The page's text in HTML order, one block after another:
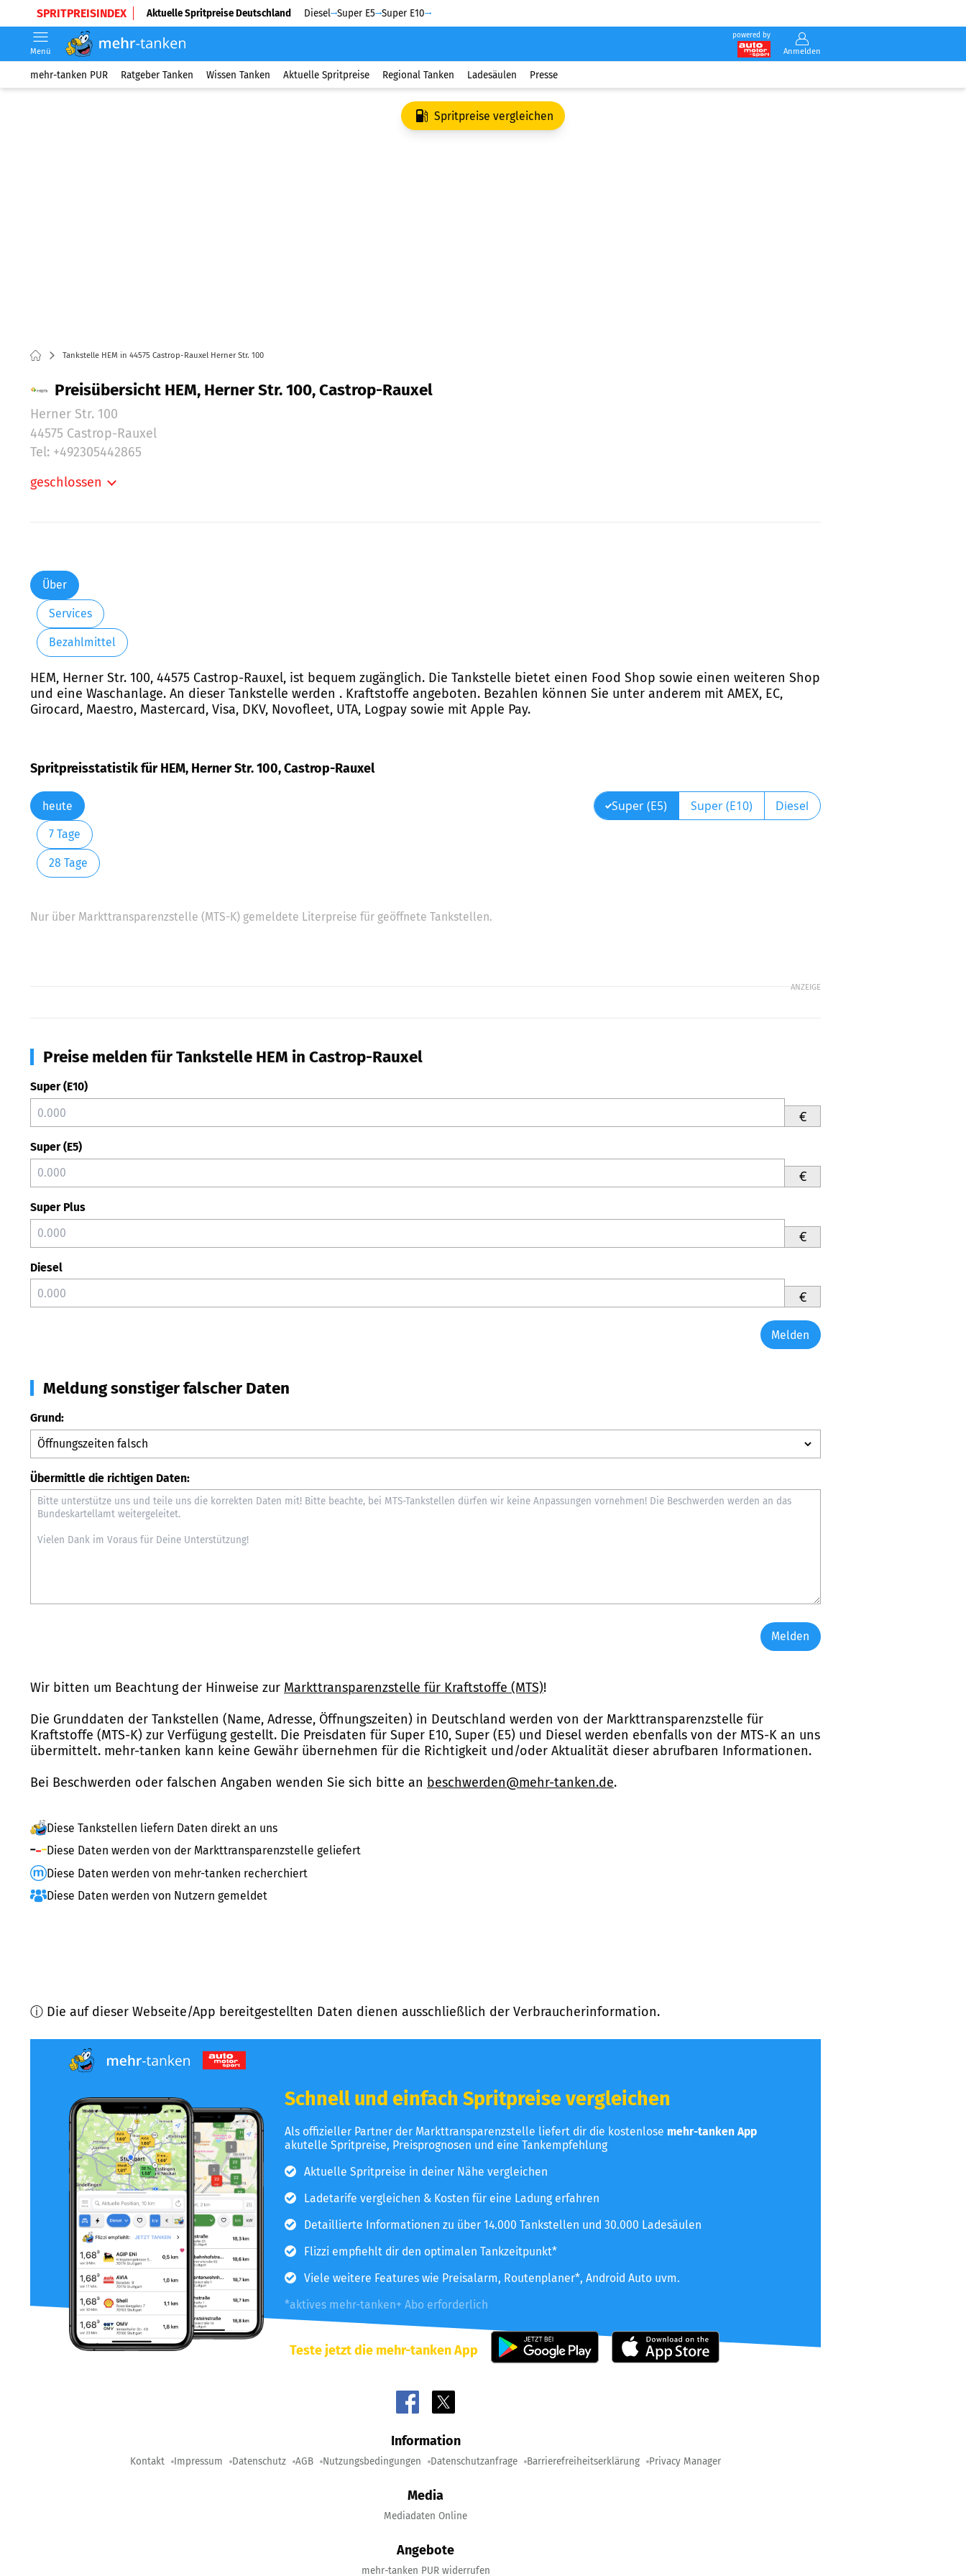
SPRITPREISINDEX Aktuelle Spritpreise Deutschland Diesel Super E5 Super E10
powered by
Anmelden
Menü
mehr-tanken PUR Ratgeber Tanken Wissen Tanken Aktuelle Spritpreise Regional Tanken Ladesäulen Presse
Spritpreise vergleichen
Tankstelle HEM in 44575 Castrop-Rauxel Herner Str. 100
Preisübersicht HEM, Herner Str. 100, Castrop-Rauxel
Herner Str. 100
44575 Castrop-Rauxel
Tel: +492305442865
geschlossen
Freitag:
Samstag:
Sonntag:
Über
Services
Bezahlmittel
HEM, Herner Str. 100, 44575 Castrop-Rauxel, ist bequem zugänglich. Die Tankstelle bietet einen Food Shop sowie einen weiteren Shop
und eine Waschanlage. An dieser Tankstelle werden . Kraftstoffe angeboten. Bezahlen können Sie unter anderem mit AMEX, EC,
Girocard, Maestro, Mastercard, Visa, DKV, Novofleet, UTA, Logpay sowie mit Apple Pay.
Spritpreisstatistik für HEM, Herner Str. 100, Castrop-Rauxel
heute
7 Tage
28 Tage
Super (E5) Super (E10) Diesel
Nur über Markttransparenzstelle (MTS-K) gemeldete Literpreise für geöffnete Tankstellen.
ANZEIGE
Preise melden für Tankstelle HEM in Castrop-Rauxel
Super (E10)
€
Super (E5)
€
Super Plus
€
Diesel
€
Melden
Meldung sonstiger falscher Daten
Grund:
Übermittle die richtigen Daten:
Melden
Wir bitten um Beachtung der Hinweise zur Markttransparenzstelle für Kraftstoffe (MTS)!
Die Grunddaten der Tankstellen (Name, Adresse, Öffnungszeiten) in Deutschland werden von der Markttransparenzstelle für
Kraftstoffe (MTS-K) zur Verfügung gestellt. Die Preisdaten für Super E10, Super (E5) und Diesel werden ebenfalls von der MTS-K an uns
übermittelt. mehr-tanken kann keine Gewähr übernehmen für die Richtigkeit und/oder Aktualität dieser abrufbaren Informationen.
Bei Beschwerden oder falschen Angaben wenden Sie sich bitte an beschwerden@mehr-tanken.de.
Diese Tankstellen liefern Daten direkt an uns
Diese Daten werden von der Markttransparenzstelle geliefert
Diese Daten werden von mehr-tanken recherchiert
Diese Daten werden von Nutzern gemeldet
ⓘ Die auf dieser Webseite/App bereitgestellten Daten dienen ausschließlich der Verbraucherinformation.
Schnell und einfach Spritpreise vergleichen
Als offizieller Partner der Markttransparenzstelle liefert dir die kostenlose mehr-tanken App
akutelle Spritpreise, Preisprognosen und eine Tankempfehlung
Aktuelle Spritpreise in deiner Nähe vergleichen
Ladetarife vergleichen & Kosten für eine Ladung erfahren
Detaillierte Informationen zu über 14.000 Tankstellen und 30.000 Ladesäulen
Flizzi empfiehlt dir den optimalen Tankzeitpunkt*
Viele weitere Features wie Preisalarm, Routenplaner*, Android Auto uvm.
*aktives mehr-tanken+ Abo erforderlich
Teste jetzt die mehr-tanken App
Information
Kontakt Impressum Datenschutz AGB Nutzungsbedingungen Datenschutzanfrage Barrierefreiheitserklärung Privacy Manager
Media
Mediadaten Online
Angebote
mehr-tanken PUR widerrufen